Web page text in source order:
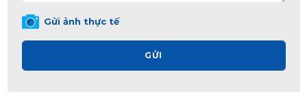
Gửi ảnh thực tế
GỬI